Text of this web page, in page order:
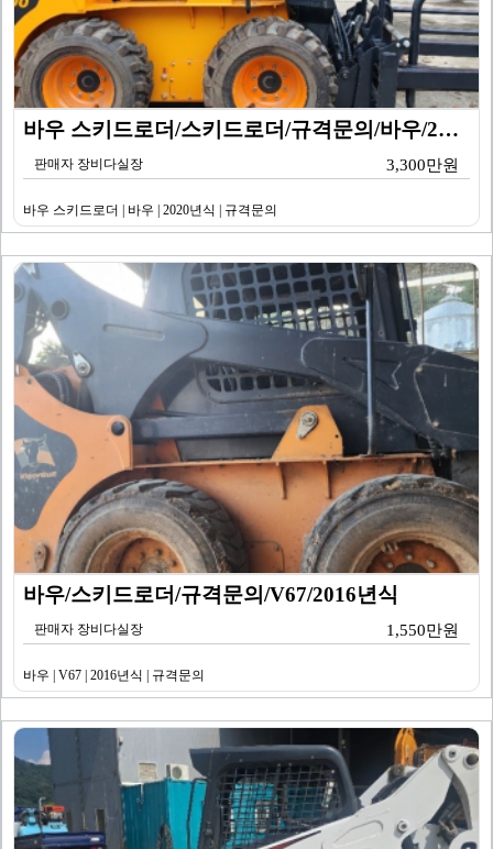
바우 스키드로더/스키드로더/규격문의/바우/2020년식
판매자 장비다실장 3,300만원
바우 스키드로더 | 바우 | 2020년식 | 규격문의
바우/스키드로더/규격문의/V67/2016년식
판매자 장비다실장 1,550만원
바우 | V67 | 2016년식 | 규격문의